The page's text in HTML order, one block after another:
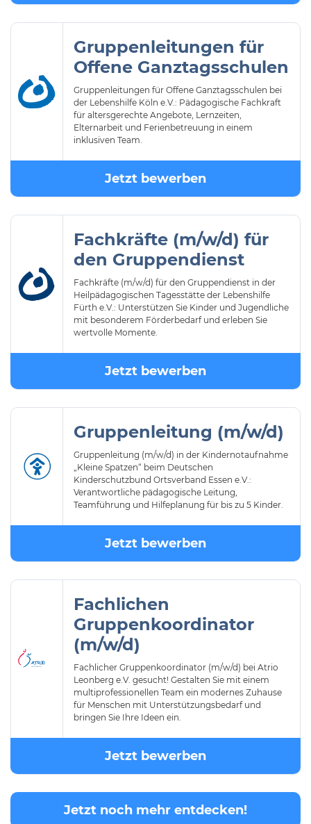
Gruppenleitungen für
Offene Ganztagsschulen
Gruppenleitungen für Offene Ganztagsschulen bei
der Lebenshilfe Köln e.V.: Pädagogische Fachkraft
für altersgerechte Angebote, Lernzeiten,
Elternarbeit und Ferienbetreuung in einem
inklusiven Team.
Jetzt bewerben
Fachkräfte (m/w/d) für
den Gruppendienst
Fachkräfte (m/w/d) für den Gruppendienst in der
Heilpädagogischen Tagesstätte der Lebenshilfe
Fürth e.V.: Unterstützen Sie Kinder und Jugendliche
mit besonderem Förderbedarf und erleben Sie
wertvolle Momente.
Jetzt bewerben
Gruppenleitung (m/w/d)
Gruppenleitung (m/w/d) in der Kindernotaufnahme
„Kleine Spatzen“ beim Deutschen
Kinderschutzbund Ortsverband Essen e.V.:
Verantwortliche pädagogische Leitung,
Teamführung und Hilfeplanung für bis zu 5 Kinder.
Jetzt bewerben
Fachlichen
Gruppenkoordinator
(m/w/d)
Fachlicher Gruppenkoordinator (m/w/d) bei Atrio
Leonberg e.V. gesucht! Gestalten Sie mit einem
multiprofessionellen Team ein modernes Zuhause
für Menschen mit Unterstützungsbedarf und
bringen Sie Ihre Ideen ein.
Jetzt bewerben
Jetzt noch mehr entdecken!